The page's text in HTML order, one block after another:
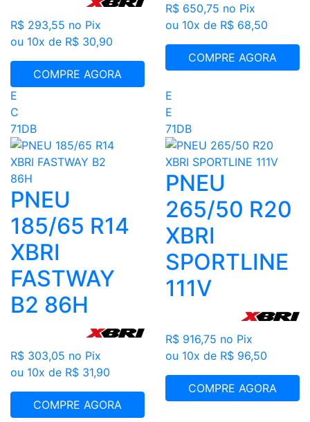
R$ 293,55 no Pix
ou 10x de R$ 30,90
COMPRE AGORA
R$ 650,75 no Pix
ou 10x de R$ 68,50
COMPRE AGORA
E
C
71DB
PNEU
185/65 R14
XBRI
FASTWAY
B2 86H
R$ 303,05 no Pix
ou 10x de R$ 31,90
COMPRE AGORA
E
E
71DB
PNEU
265/50 R20
XBRI
SPORTLINE
111V
R$ 916,75 no Pix
ou 10x de R$ 96,50
COMPRE AGORA